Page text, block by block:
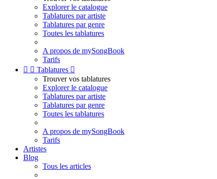
Explorer le catalogue
Tablatures par artiste
Tablatures par genre
Toutes les tablatures
A propos de mySongBook
Tarifs
  Tablatures 
Trouver vos tablatures
Explorer le catalogue
Tablatures par artiste
Tablatures par genre
Toutes les tablatures
A propos de mySongBook
Tarifs
Artistes
Blog
Tous les articles